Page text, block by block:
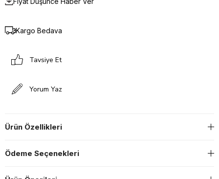
Kargo Bedava
Tavsiye Et
Yorum Yaz
Ürün Özellikleri
Ödeme Seçenekleri